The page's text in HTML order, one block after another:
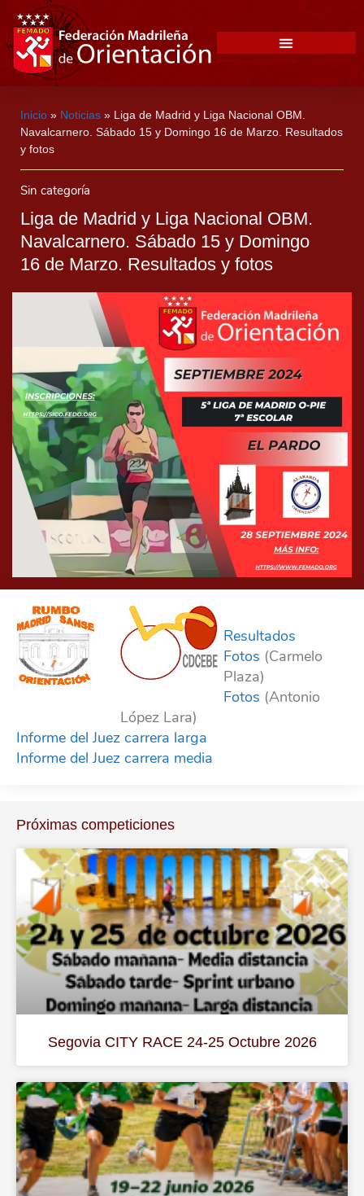
Inicio » Noticias » Liga de Madrid y Liga Nacional OBM.
Navalcarnero. Sábado 15 y Domingo 16 de Marzo. Resultados
y fotos
Sin categoría
Liga de Madrid y Liga Nacional OBM.
Navalcarnero. Sábado 15 y Domingo
16 de Marzo. Resultados y fotos
Resultados
Fotos (Carmelo
Plaza)
Fotos (Antonio
López Lara)
Informe del Juez carrera larga
Informe del Juez carrera media
Próximas competiciones
Segovia CITY RACE 24-25 Octubre 2026